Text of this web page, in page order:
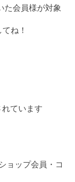
た会員様が対象
ね！
ています
ョップ会員・コ